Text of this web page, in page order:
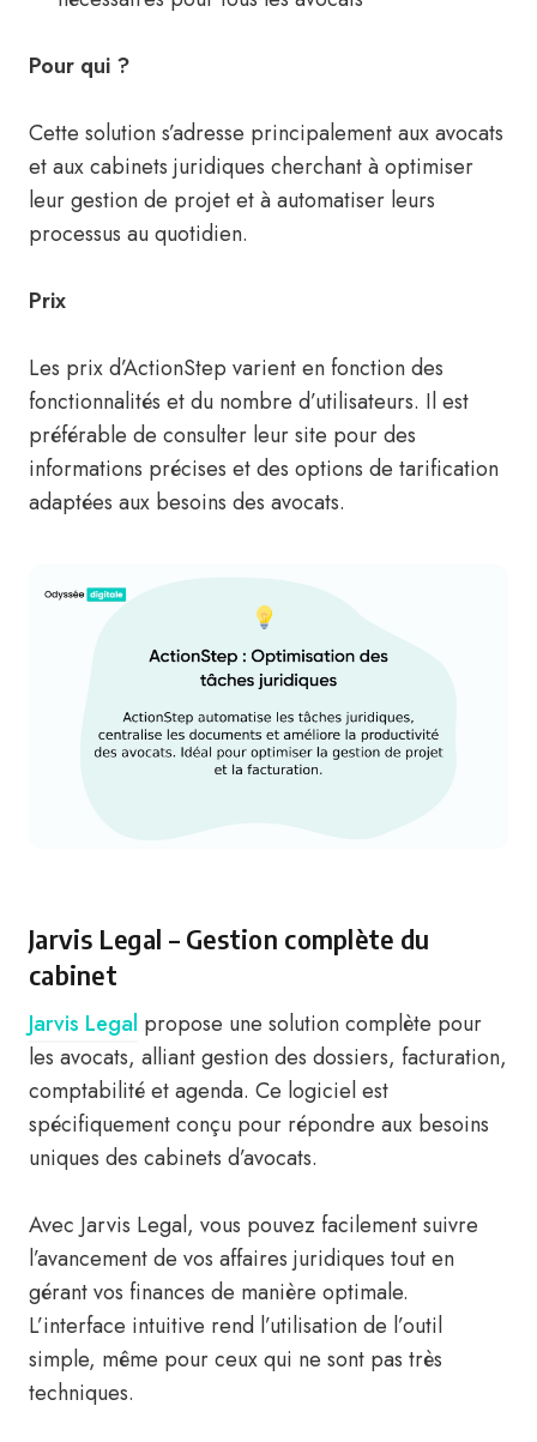
Pour qui ?
Cette solution s’adresse principalement aux avocats
et aux cabinets juridiques cherchant à optimiser
leur gestion de projet et à automatiser leurs
processus au quotidien.
Prix
Les prix d’ActionStep varient en fonction des
fonctionnalités et du nombre d’utilisateurs. Il est
préférable de consulter leur site pour des
informations précises et des options de tarification
adaptées aux besoins des avocats.
Jarvis Legal – Gestion complète du
cabinet
Jarvis Legal propose une solution complète pour
les avocats, alliant gestion des dossiers, facturation,
comptabilité et agenda. Ce logiciel est
spécifiquement conçu pour répondre aux besoins
uniques des cabinets d’avocats.
Avec Jarvis Legal, vous pouvez facilement suivre
l’avancement de vos affaires juridiques tout en
gérant vos finances de manière optimale.
L’interface intuitive rend l’utilisation de l’outil
simple, même pour ceux qui ne sont pas très
techniques.